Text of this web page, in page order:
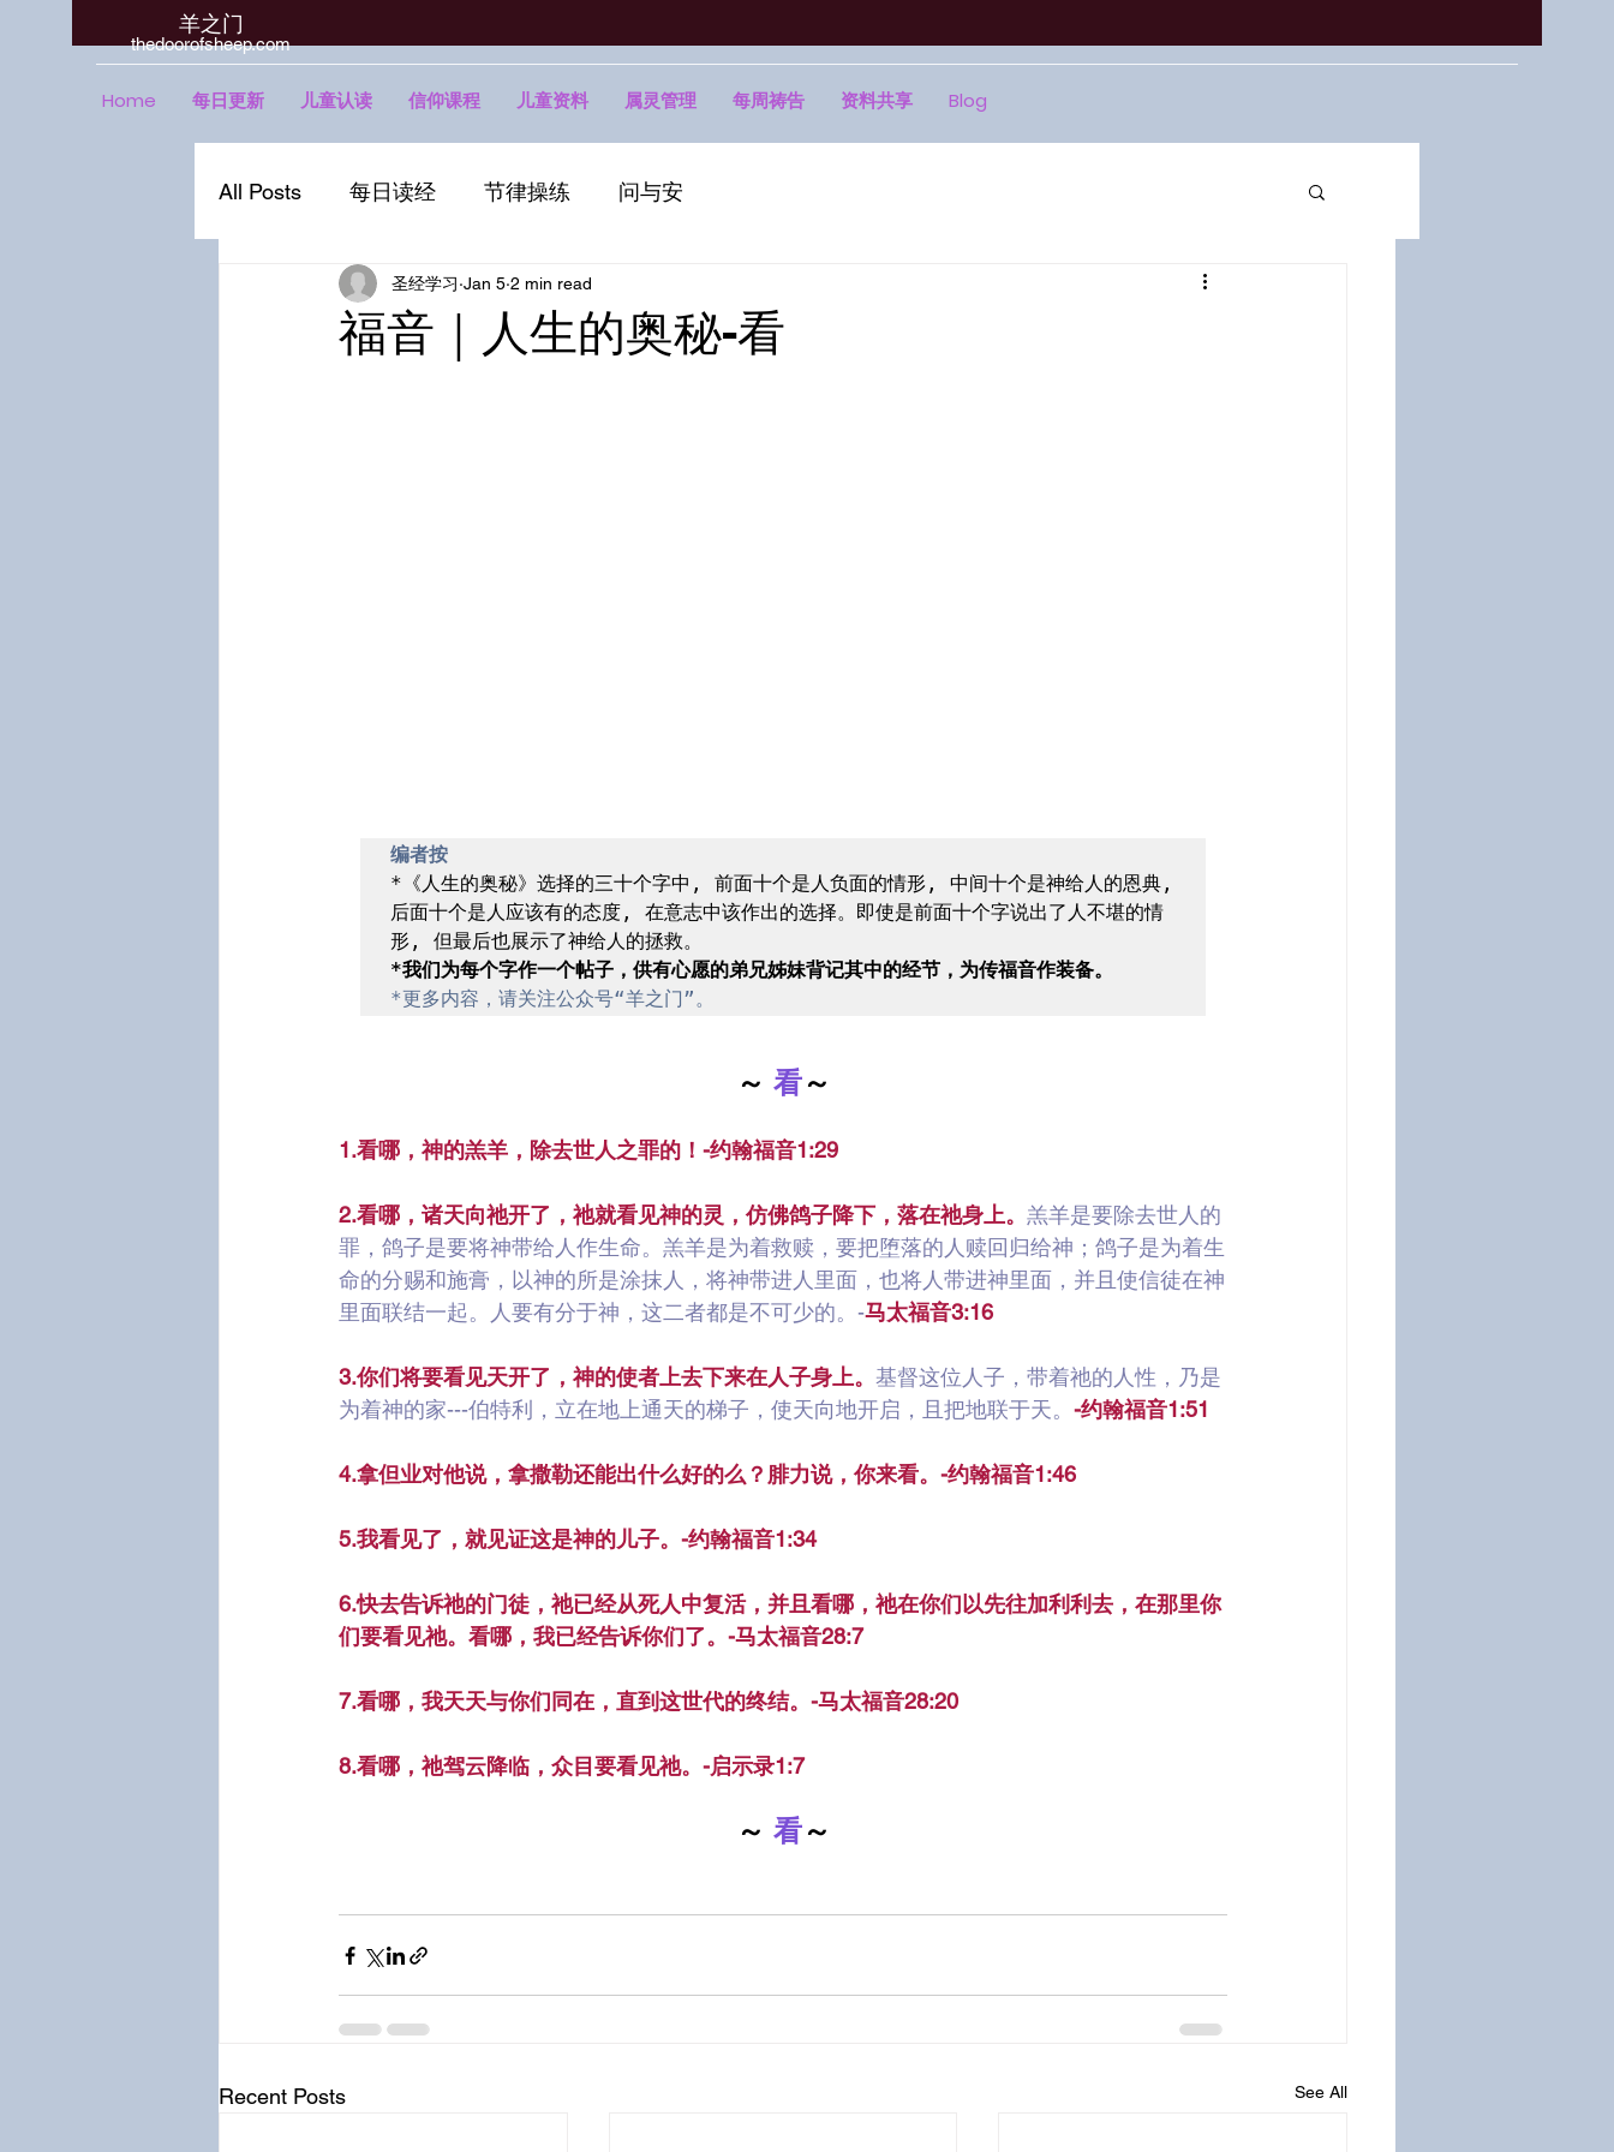
羊之门
​thedoorofsheep.com
Home 每日更新 儿童认读 信仰课程 儿童资料 属灵管理 每周祷告 资料共享 Blog
All Posts 每日读经 节律操练 问与安
福音｜人生的奥秘-看
圣经学习 Jan 5 2 min read
编者按
*《人生的奥秘》选择的三十个字中, 前面十个是人负面的情形, 中间十个是神给人的恩典,
后面十个是人应该有的态度, 在意志中该作出的选择。即使是前面十个字说出了人不堪的情
*我们为每个字作一个帖子，供有心愿的弟兄姊妹背记其中的经节，为传福音作装备。
*更多内容，请关注公众号“羊之门”。
～ 看～
1.看哪，神的羔羊，除去世人之罪的！-约翰福音1:29
2.看哪，诸天向祂开了，祂就看见神的灵，仿佛鸽子降下，落在祂身上。 羔羊是要除去世人的
罪，鸽子是要将神带给人作生命。羔羊是为着救赎，要把堕落的人赎回归给神；鸽子是为着生
命的分赐和施膏，以神的所是涂抹人，将神带进人里面，也将人带进神里面，并且使信徒在神
里面联结一起。人要有分于神，这二者都是不可少的。-马太福音3:16
3.你们将要看见天开了，神的使者上去下来在人子身上。 基督这位人子，带着祂的人性，乃是
为着神的家---伯特利，立在地上通天的梯子，使天向地开启，且把地联于天。 -约翰福音1:51
4.拿但业对他说，拿撒勒还能出什么好的么？腓力说，你来看。-约翰福音1:46
5.我看见了，就见证这是神的儿子。-约翰福音1:34
6.快去告诉祂的门徒，祂已经从死人中复活，并且看哪，祂在你们以先往加利利去，在那里你
们要看见祂。看哪，我已经告诉你们了。-马太福音28:7
7.看哪，我天天与你们同在，直到这世代的终结。-马太福音28:20
8.看哪，祂驾云降临，众目要看见祂。-启示录1:7
～ 看～
Recent Posts See All